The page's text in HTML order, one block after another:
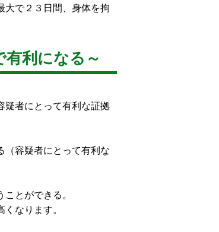
大で２３日間、身体を拘
利になる～
者にとって有利な証拠
容疑者にとって有利な
とができる。
なります。